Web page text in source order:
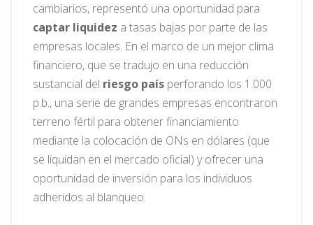
cambiarios, representó una oportunidad para
captar liquidez a tasas bajas por parte de las
empresas locales. En el marco de un mejor clima
financiero, que se tradujo en una reducción
sustancial del riesgo país perforando los 1.000
p.b., una serie de grandes empresas encontraron
terreno fértil para obtener financiamiento
mediante la colocación de ONs en dólares (que
se liquidan en el mercado oficial) y ofrecer una
oportunidad de inversión para los individuos
adheridos al blanqueo.